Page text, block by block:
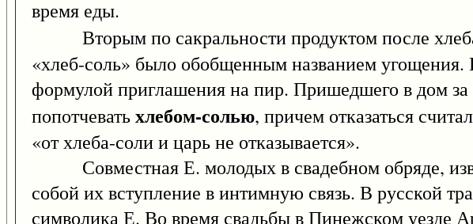
время еды.
Вторым по сакральности продуктом после
«хлеб-соль» было обобщенным названием угощения.
формулой приглашения на пир. Пришедшего в дом
попотчеватьхлебом-солью, причем отказаться
«от хлеба-соли и царь не отказывается».
Совместная Е. молодых в свадебном обряде,
собой их вступление в интимную связь. В русской
символика Е. Во время свадьбы в Пинежском уезде